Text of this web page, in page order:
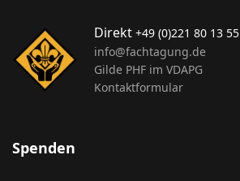
Direkt +49 (0)221 80 13
info@fachtagung.de
Gilde PHF im VDAPG
Kontaktformular
Spenden